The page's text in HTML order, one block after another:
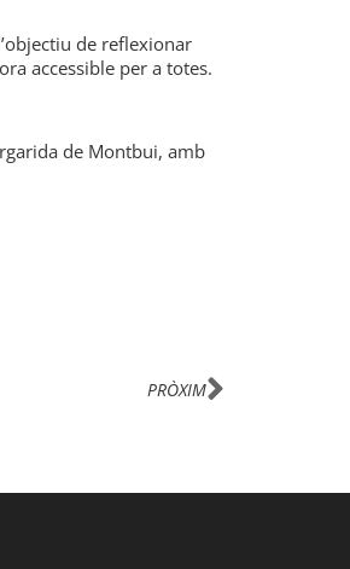
de reflexionar
accessible per a totes.
de Montbui, amb
PRÒXIM